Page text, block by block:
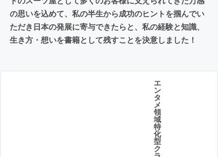
の思いを込めて、私の半生から成功のヒントを掴んでい
ただき日本の発展に寄与できたらと、私の経験と知識、
生き方・想いを書籍として残すことを決意しました！
エ
ン
タ
メ
領
域
特
化
型
ク